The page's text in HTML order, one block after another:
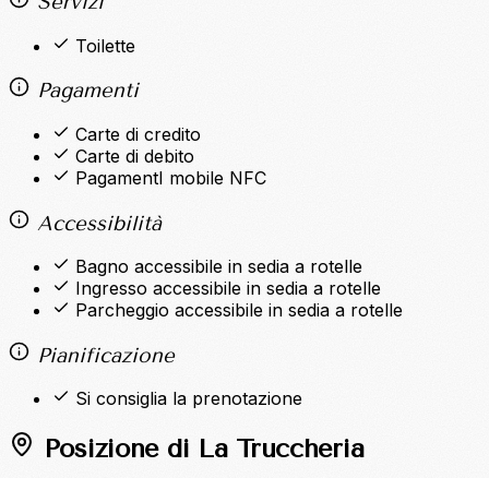
Toilette
Pagamenti
Carte di credito
Carte di debito
PagamentI mobile NFC
Accessibilità
Bagno accessibile in sedia a rotelle
Ingresso accessibile in sedia a rotelle
Parcheggio accessibile in sedia a rotelle
Pianificazione
Si consiglia la prenotazione
Posizione di La Truccheria